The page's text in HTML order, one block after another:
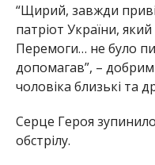
“Щирий, завжди
патріот України,
Перемоги… не було
допомагав”, –
чоловіка близькі та
Серце Героя
обстрілу.